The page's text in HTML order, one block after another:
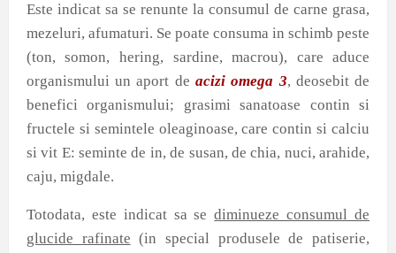
Este indicat sa se renunte la consumul de carne grasa,
mezeluri, afumaturi. Se poate consuma in schimb peste
(ton, somon, hering, sardine, macrou), care aduce
organismului un aport de acizi omega 3, deosebit de
benefici organismului; grasimi sanatoase contin si
fructele si semintele oleaginoase, care contin si calciu
si vit E: seminte de in, de susan, de chia, nuci, arahide,
caju, migdale.
Totodata, este indicat sa sediminueze consumul de
glucide rafinate (in special produsele de patiserie,